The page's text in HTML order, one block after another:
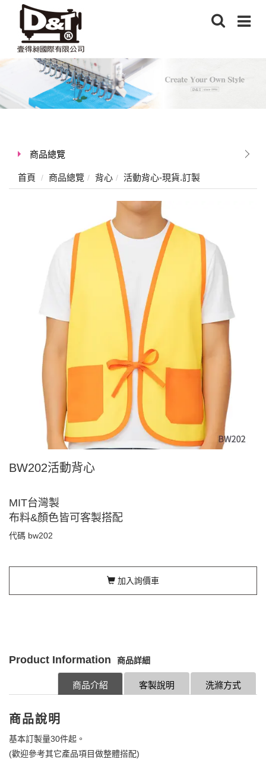
商品總覽
首頁 商品總覽 背心 活動背心-現貨.訂製
BW202活動背心
MIT台灣製
布料&顏色皆可客製搭配
代碼 bw202
加入詢價車
Product Information 商品詳細
洗滌方式
客製說明
商品介紹
商品說明
基本訂製量30件起。
(歡迎參考其它產品項目做整體搭配)